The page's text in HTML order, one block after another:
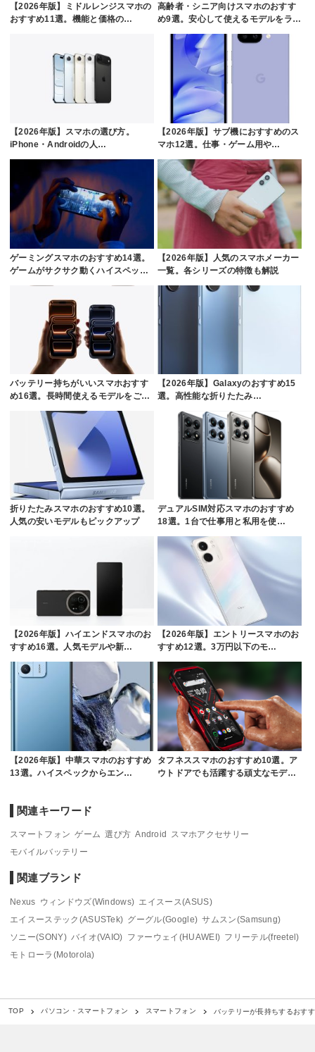
【2026年版】ミドルレンジスマホの
おすすめ11選。機能と価格の…
高齢者・シニア向けスマホのおすす
め9選。安心して使えるモデルをラ…
【2026年版】スマホの選び方。
iPhone・Androidの人…
【2026年版】サブ機におすすめのス
マホ12選。仕事・ゲーム用や…
ゲーミングスマホのおすすめ14選。
ゲームがサクサク動くハイスペッ…
【2026年版】人気のスマホメーカー
一覧。各シリーズの特徴も解説
バッテリー持ちがいいスマホおすす
め16選。長時間使えるモデルをご…
【2026年版】Galaxyのおすすめ15
選。高性能な折りたたみ…
折りたたみスマホのおすすめ10選。
人気の安いモデルもピックアップ
デュアルSIM対応スマホのおすすめ
18選。1台で仕事用と私用を使…
【2026年版】ハイエンドスマホのお
すすめ16選。人気モデルや新…
【2026年版】エントリースマホのお
すすめ12選。3万円以下のモ…
【2026年版】中華スマホのおすすめ
13選。ハイスペックからエン…
タフネススマホのおすすめ10選。ア
ウトドアでも活躍する頑丈なモデ…
関連キーワード
スマートフォン ゲーム 選び方 Android
スマホアクセサリー
モバイルバッテリー
関連ブランド
Nexus ウィンドウズ(Windows) エイスース(ASUS)
エイスーステック(ASUSTek) グーグル(Google) サムスン(Samsung)
ソニー(SONY) バイオ(VAIO) ファーウェイ(HUAWEI) フリーテル(freetel)
モトローラ(Motorola)
TOP パソコン・スマートフォン スマートフォン バッテリーが長持ちするおす